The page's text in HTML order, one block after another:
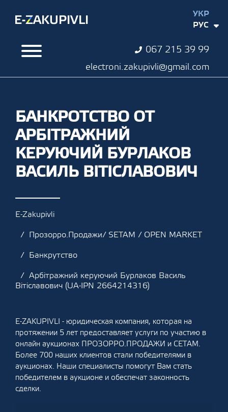
067 215 39 99
electroni.zakupivli@gmail.com
УКР
РУС
БАНКРОТСТВО ОТ
АРБІТРАЖНИЙ
КЕРУЮЧИЙ БУРЛАКОВ
ВАСИЛЬ ВІТІСЛАВОВИЧ
E-Zakupivli
Прозорро.Продажи/ SETAM / OPEN MARKET
Банкрутство
Арбітражний керуючий Бурлаков Василь
Вітіславович (UA-IPN 2664214316)
E-ZAKUPIVLI - юридическая компания, которая на
протяжении 5 лет предоставляет услуги по участию в
онлайн аукционах ПРОЗОРРО.ПРОДАЖИ и СЕТАМ.
Более 700 наших клиентов стали победителями в
аукционах. Наши специалисты помогут Вам стать
победителем в аукционе и обеспечат законность
сделки.